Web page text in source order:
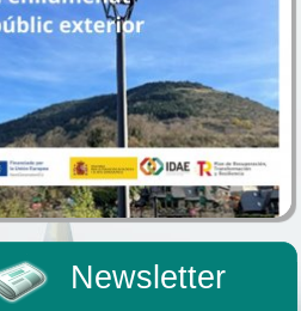
Newsletter